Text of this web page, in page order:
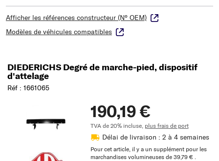
Afficher les références constructeur (N° OEM)
Modèles de véhicules compatibles
DIEDERICHS Degré de marche-pied, dispositif
d'attelage
Réf : 1661065
190,19 €
TVA de 20% incluse, plus frais de port
Délai de livraison : 2 à 4 semaines
Pour cet article, il y a un supplément pour les
marchandises volumineuses de 39,79 € .